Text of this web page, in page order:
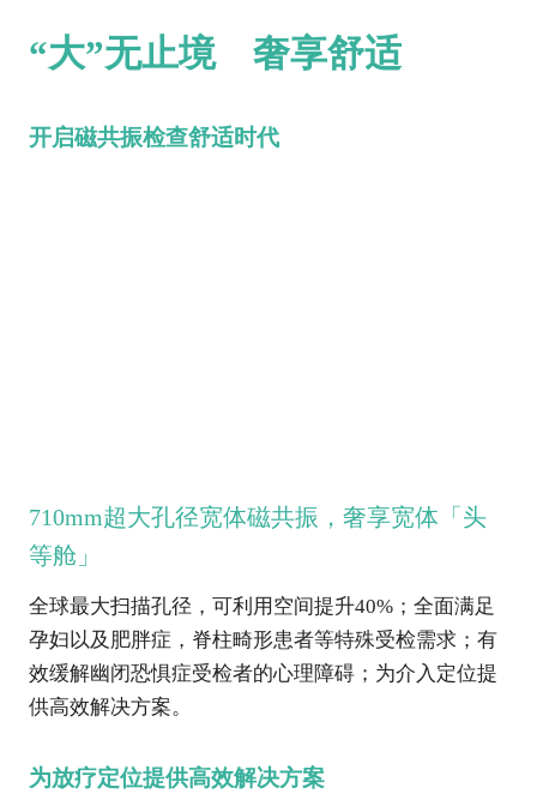
“大”无止境 奢享舒适
开启磁共振检查舒适时代
710mm超大孔径宽体磁共振，奢享宽体「头
等舱」
全球最大扫描孔径，可利用空间提升40%；全面满足
孕妇以及肥胖症，脊柱畸形患者等特殊受检需求；有
效缓解幽闭恐惧症受检者的心理障碍；为介入定位提
供高效解决方案。
为放疗定位提供高效解决方案